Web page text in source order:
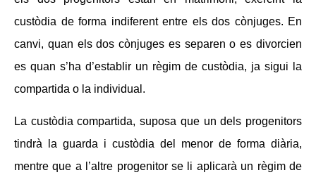
custòdia de forma indiferent entre els dos cònjuges. En
canvi, quan els dos cònjuges es separen o es divorcien
es quan s’ha d’establir un règim de custòdia, ja sigui la
compartida o la individual.
La custòdia compartida, suposa que un dels progenitors
tindrà la guarda i custòdia del menor de forma diària,
mentre que a l’altre progenitor se li aplicarà un règim de